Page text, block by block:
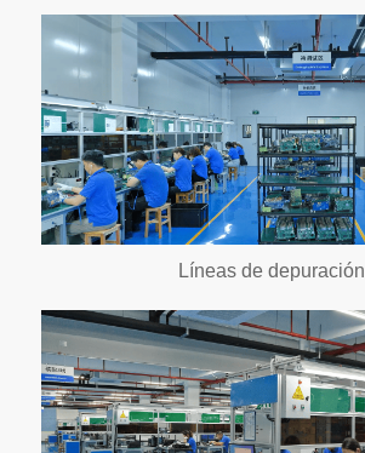
Líneas de depuración